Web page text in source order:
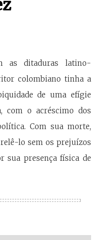
as ditaduras latino-
colombiano tinha a
de uma efígie
com o acréscimo dos
Com sua morte,
lo sem os prejuízos
sua presença física de